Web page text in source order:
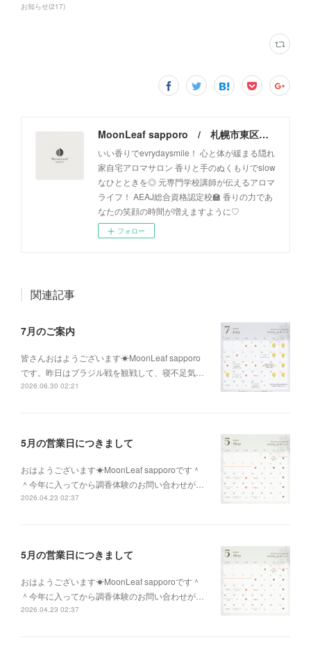
お知らせ(217)
MoonLeaf sapporo / 札幌市東区の100種類以上の香りが楽しめるアロマスクール＆トリートメントサロン
いい香りでevrydaysmile！ 心と体が緩まる隠れ
家自宅アロマサロン 香りと手のぬくもりでslow
なひとときを◎ 元専門学校講師が伝えるアロマ
ライフ！ AEAJ総合資格認定校🏫 香りの力であ
なたの笑顔の時間が増えますように♡
フォロー
関連記事
7月のご案内
皆さんおはようございます☀MoonLeaf sapporo
です。昨日はブラジル戦を観戦して、寝不足気…
2026.06.30 02:21
5月の営業日につきまして
おはようございます☀MoonLeaf sapporoです＾
＾今年に入ってから調香体験のお問い合わせが…
2026.04.23 02:37
5月の営業日につきまして
おはようございます☀MoonLeaf sapporoです＾
＾今年に入ってから調香体験のお問い合わせが…
2026.04.23 02:37